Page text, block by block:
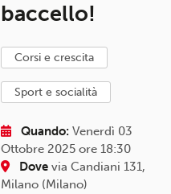
baccello!
corsi e crescita
sport e socialità
Quando: Venerdì 03
Ottobre 2025 ore 18:30
Dove via Candiani 131,
Milano (Milano)